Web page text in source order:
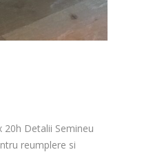
Detalii Semineu
reumplere si